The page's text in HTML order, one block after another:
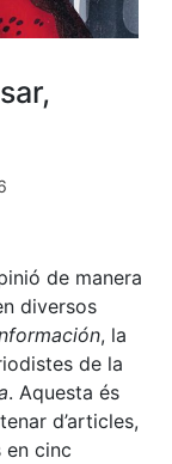
de manera
diversos
, la
de la
. Aquesta és
d’articles,
en cinc